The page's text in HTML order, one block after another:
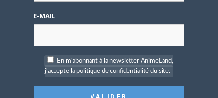
E-MAIL
En m'abonnant à la newsletter AnimeLand,
j'accepte la politique de confidentialité du site.